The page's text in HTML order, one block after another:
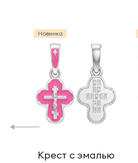
Новинка
Крест с эмалью